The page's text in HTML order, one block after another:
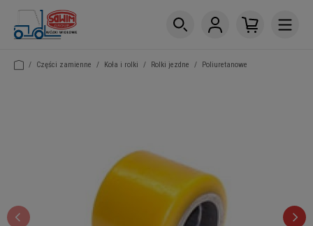
/ Części zamienne / Koła i rolki / Rolki jezdne / Poliuretanowe